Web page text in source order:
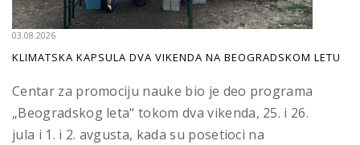
03.08.2026
KLIMATSKA KAPSULA DVA VIKENDA NA BEOGRADSKOM LETU
Centar za promociju nauke bio je deo programa
„Beogradskog leta“ tokom dva vikenda, 25. i 26.
jula i 1. i 2. avgusta, kada su posetioci na